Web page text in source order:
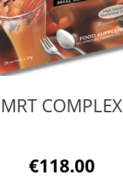
MRT COMPLEX
€118.00